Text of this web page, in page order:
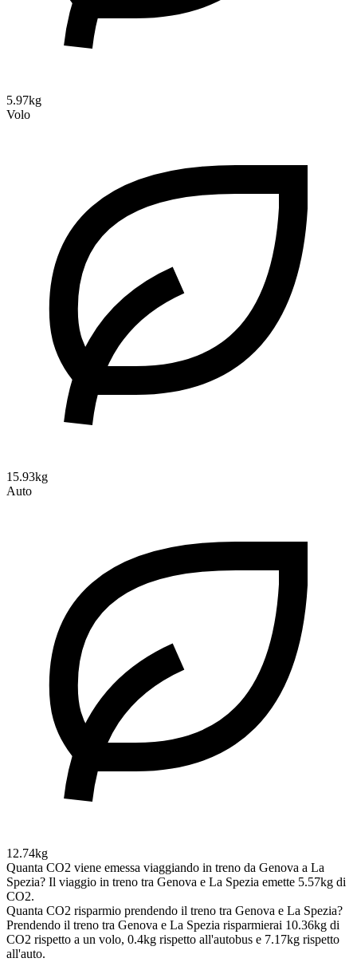
5.97kg
Volo
15.93kg
Auto
12.74kg
Quanta CO2 viene emessa viaggiando in treno da Genova a La
Spezia? Il viaggio in treno tra Genova e La Spezia emette 5.57kg di
CO2.
Quanta CO2 risparmio prendendo il treno tra Genova e La Spezia?
Prendendo il treno tra Genova e La Spezia risparmierai 10.36kg di
CO2 rispetto a un volo, 0.4kg rispetto all'autobus e 7.17kg rispetto
all'auto.